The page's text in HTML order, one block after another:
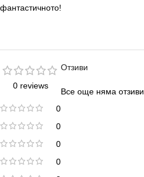
фантастичното!
0 reviews
0
0
0
0
Отзиви
Все още няма отзиви.